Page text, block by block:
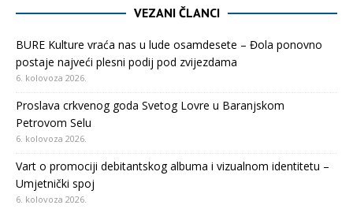
VEZANI ČLANCI
BURE Kulture vraća nas u lude osamdesete – Đola ponovno
postaje najveći plesni podij pod zvijezdama
6. kolovoza 2026.
Proslava crkvenog goda Svetog Lovre u Baranjskom
Petrovom Selu
6. kolovoza 2026.
Vart o promociji debitantskog albuma i vizualnom identitetu –
Umjetnički spoj
6. kolovoza 2026.